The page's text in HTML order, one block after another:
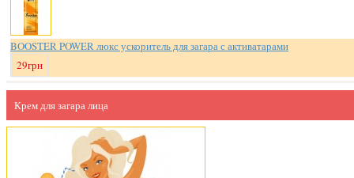
BOOSTER POWER люкс ускоритель для загара с активатарами
29грн
Крем для загара лица